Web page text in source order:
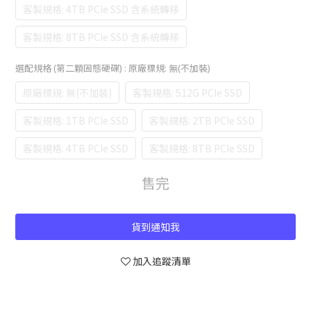
客製規格: 4TB PCIe SSD 含系統轉移
客製規格: 8TB PCIe SSD 含系統轉移
選配規格 (第二顆固態硬碟) : 原廠標規: 無(不加裝)
原廠標規: 無(不加裝)
客製規格: 512G PCIe SSD
客製規格: 1TB PCIe SSD
客製規格: 2TB PCIe SSD
客製規格: 4TB PCIe SSD
客製規格: 8TB PCIe SSD
售完
貨到通知我
加入追蹤清單